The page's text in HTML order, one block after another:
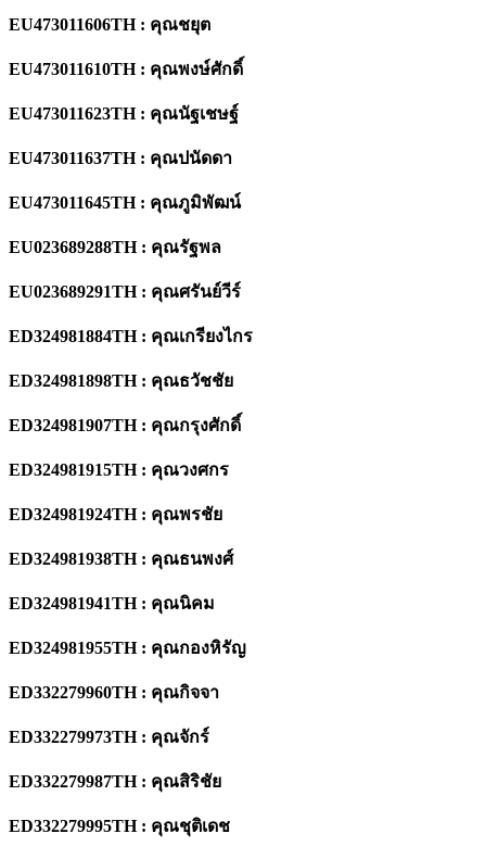
EU473011606TH : คุณชยุต
EU473011610TH : คุณพงษ์ศักดิ์
EU473011623TH : คุณนัฐเชษฐ์
EU473011637TH : คุณปนัดดา
EU473011645TH : คุณภูมิพัฒน์
EU023689288TH : คุณรัฐพล
EU023689291TH : คุณศรันย์วีร์
ED324981884TH : คุณเกรียงไกร
ED324981898TH : คุณธวัชชัย
ED324981907TH : คุณกรุงศักดิ์
ED324981915TH : คุณวงศกร
ED324981924TH : คุณพรชัย
ED324981938TH : คุณธนพงศ์
ED324981941TH : คุณนิคม
ED324981955TH : คุณกองหิรัญ
ED332279960TH : คุณกิจจา
ED332279973TH : คุณจักร์
ED332279987TH : คุณสิริชัย
ED332279995TH : คุณชุติเดช